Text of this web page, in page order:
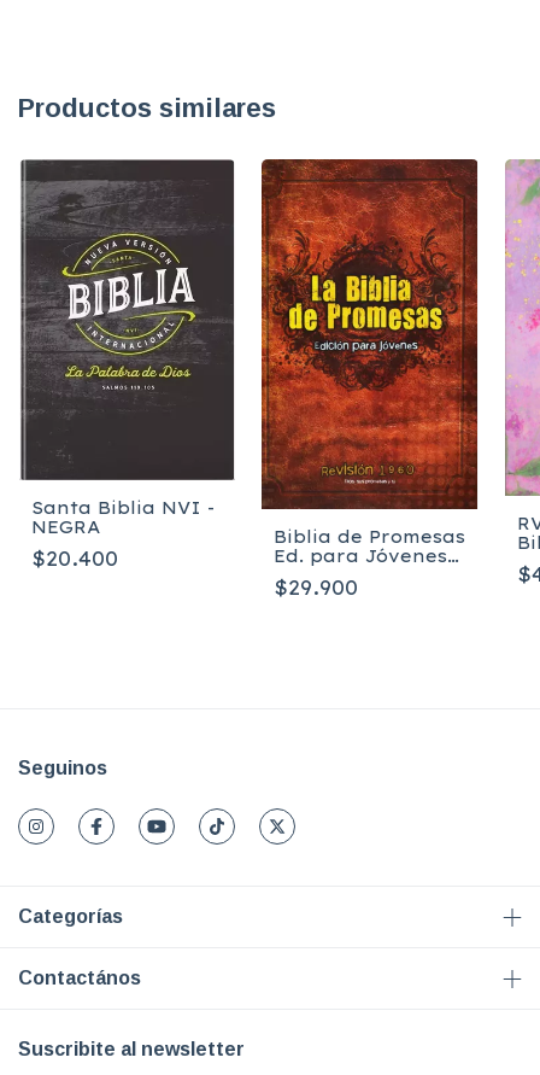
Productos similares
Santa Biblia NVI -
NEGRA
$20.400
Biblia de Promesas
Ed. para Jóvenes -
HC
$29.900
Seguinos
Categorías
Contactános
Suscribite al newsletter